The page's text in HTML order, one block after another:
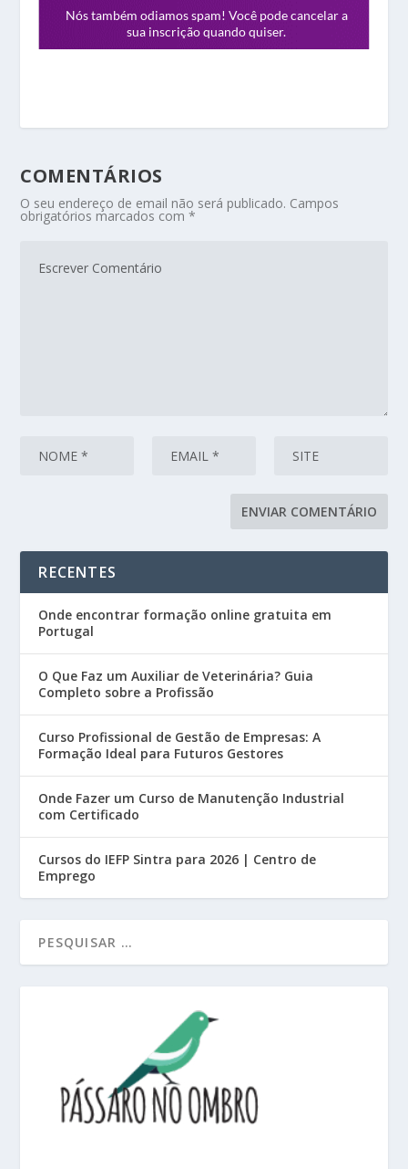
COMENTÁRIOS
O seu endereço de email não será publicado. Campos
obrigatórios marcados com*
RECENTES
Onde encontrar formação online gratuita em
Portugal
O Que Faz um Auxiliar de Veterinária? Guia
Completo sobre a Profissão
Curso Profissional de Gestão de Empresas: A
Formação Ideal para Futuros Gestores
Onde Fazer um Curso de Manutenção Industrial
com Certificado
Cursos do IEFP Sintra para 2026 | Centro de
Emprego